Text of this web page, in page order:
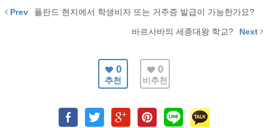
Prev 폴란드 현지에서 학생비자 또는 거주증 발급이 가능한가요?
바르사바의 세종대왕 학교? Next
0
추천
0
비추천